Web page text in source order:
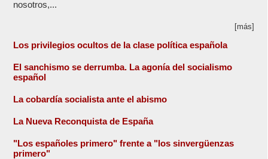
nosotros,...
[más]
Los privilegios ocultos de la clase política española
El sanchismo se derrumba. La agonía del socialismo
español
La cobardía socialista ante el abismo
La Nueva Reconquista de España
"Los españoles primero" frente a "los sinvergüenzas
primero"